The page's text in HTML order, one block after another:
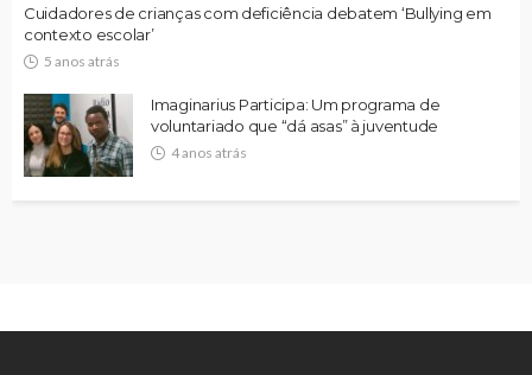
Cuidadores de crianças com deficiência debatem ‘Bullying em
contexto escolar’
5 anos atrás
Imaginarius Participa: Um programa de
voluntariado que “dá asas” à juventude
4 anos atrás